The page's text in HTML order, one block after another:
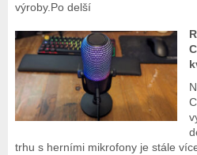
výroby.Po delší
trhu s herními mikrofony je stále